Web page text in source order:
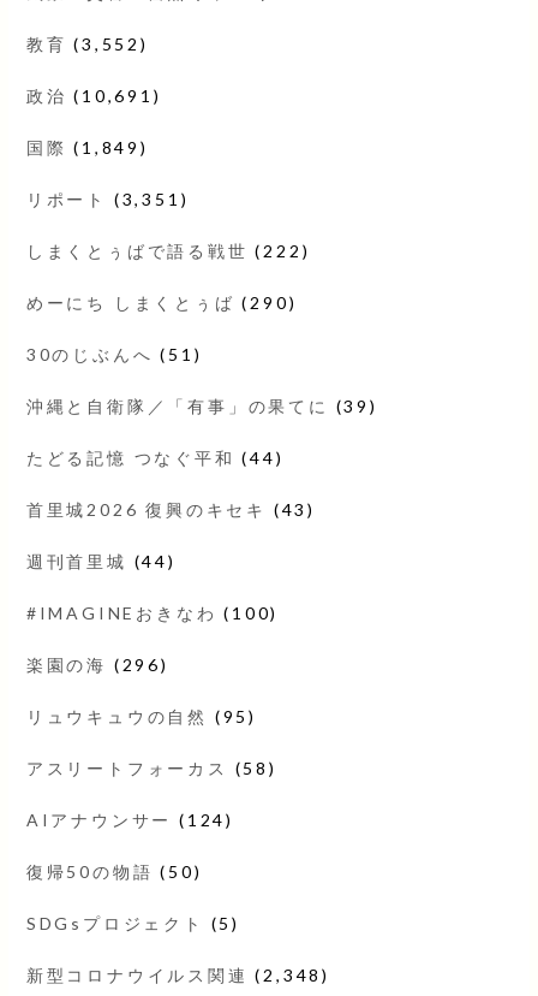
教育 (3,552)
政治 (10,691)
国際 (1,849)
リポート (3,351)
しまくとぅばで語る戦世 (222)
めーにち しまくとぅば (290)
30のじぶんへ (51)
沖縄と自衛隊／「有事」の果てに (39)
たどる記憶 つなぐ平和 (44)
首里城2026 復興のキセキ (43)
週刊首里城 (44)
#IMAGINEおきなわ (100)
楽園の海 (296)
リュウキュウの自然 (95)
アスリートフォーカス (58)
AIアナウンサー (124)
復帰50の物語 (50)
SDGsプロジェクト (5)
新型コロナウイルス関連 (2,348)